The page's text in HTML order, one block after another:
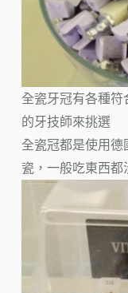
全瓷牙冠有各種
的牙技師來挑選
全瓷冠都是使用
瓷，一般吃東西